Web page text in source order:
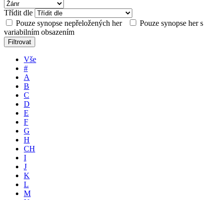
Třídit dle
Pouze synopse nepřeložených her
Pouze synopse her s
variabilním obsazením
Filtrovat
Vše
#
A
B
C
D
E
F
G
H
CH
I
J
K
L
M